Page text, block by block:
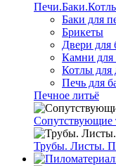
Баки для
Брикеты
Двери для
Камни для
Котлы для
Печь для
Печное литьё
Сопутствующие
Трубы. Листы.